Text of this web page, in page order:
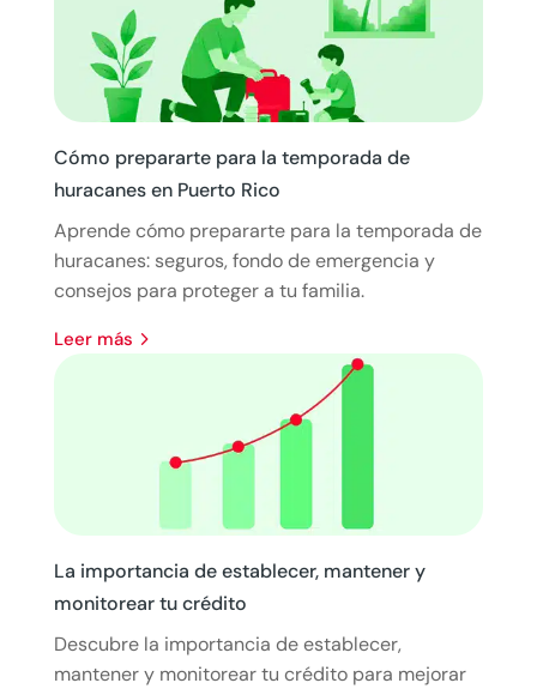
Cómo prepararte para la temporada de
huracanes en Puerto Rico
Aprende cómo prepararte para la temporada de
huracanes: seguros, fondo de emergencia y
consejos para proteger a tu familia.
leer más
La importancia de establecer, mantener y
monitorear tu crédito
Descubre la importancia de establecer,
mantener y monitorear tu crédito para mejorar